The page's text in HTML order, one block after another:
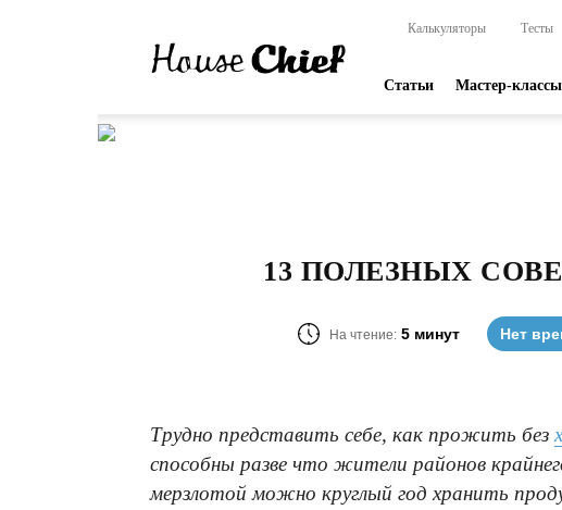
online-
издание
Калькуляторы Тесты
Статьи Мастер-классы
13 ПОЛЕЗНЫХ
На чтение: 5 минут Нет
Трудно представить себе, как прожить без
способны разве что жители районов
мерзлотой можно круглый год хранить